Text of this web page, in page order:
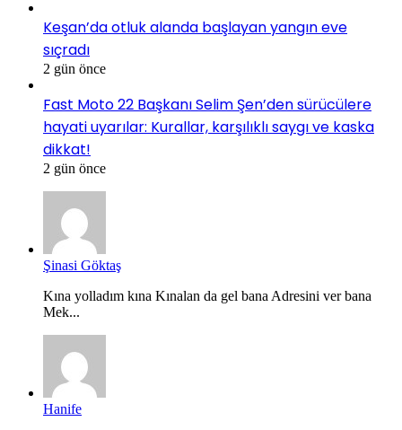
Keşan’da otluk alanda başlayan yangın eve
sıçradı
2 gün önce
Fast Moto 22 Başkanı Selim Şen’den sürücülere
hayati uyarılar: Kurallar, karşılıklı saygı ve kaska
dikkat!
2 gün önce
Şinasi Göktaş
Kına yolladım kına Kınalan da gel bana Adresini ver bana
Mek...
Hanife